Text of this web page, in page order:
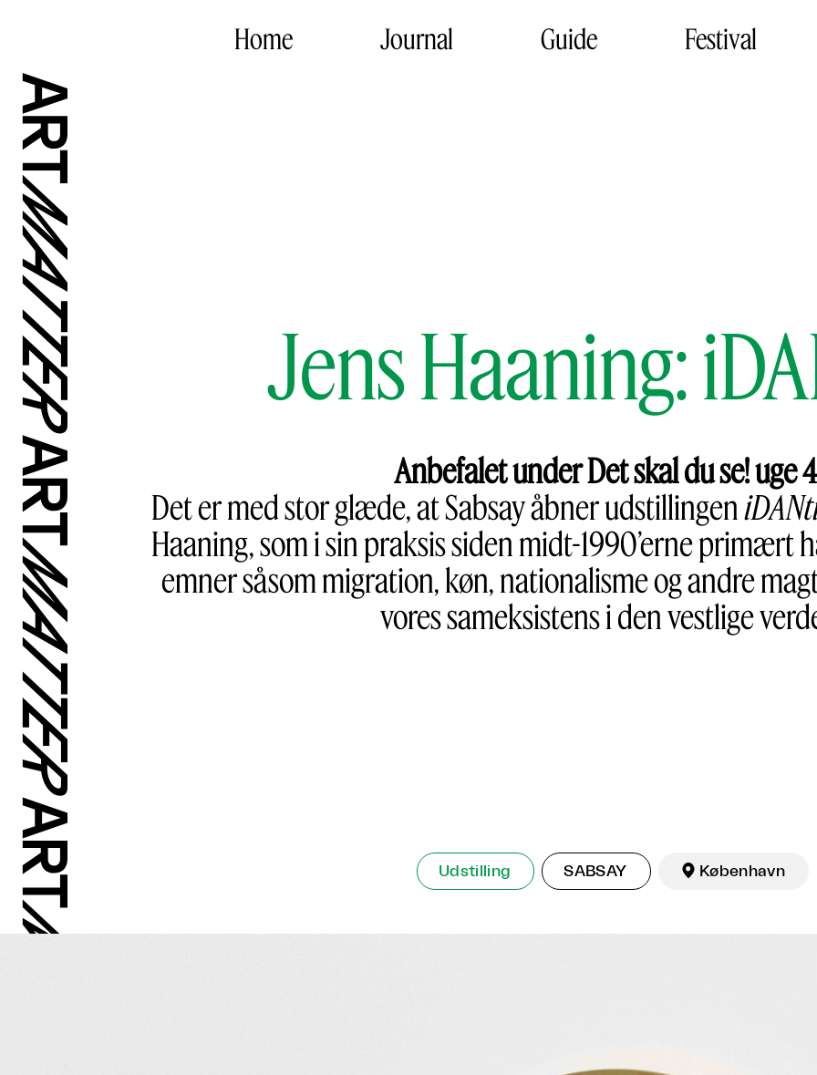
Home Journal Guide Festival
Jens Haaning:
Anbefalet under Det skal du se! uge
Det er med stor glæde, at Sabsay åbner udstillingen
Haaning, som i sin praksis siden midt-1990’erne primært
emner såsom migration, køn, nationalisme og andre
vores sameksistens i den vestlige
Udstilling SABSAY  København